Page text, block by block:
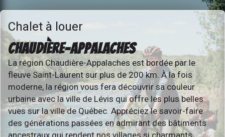
Chalet à louer
CHAUDIÈRE-APPALACHES
La région Chaudière-Appalaches est bordée par le
fleuve Saint-Laurent sur plus de 200 km. À la fois
moderne, la région vous fera découvrir sa couleur
urbaine avec la ville de Lévis qui offre les plus belles
vues sur la ville de Québec. Appréciez le savoir-faire
des générations passées en admirant des bâtiments
ancestraux qui rendent nos villages si charmants.